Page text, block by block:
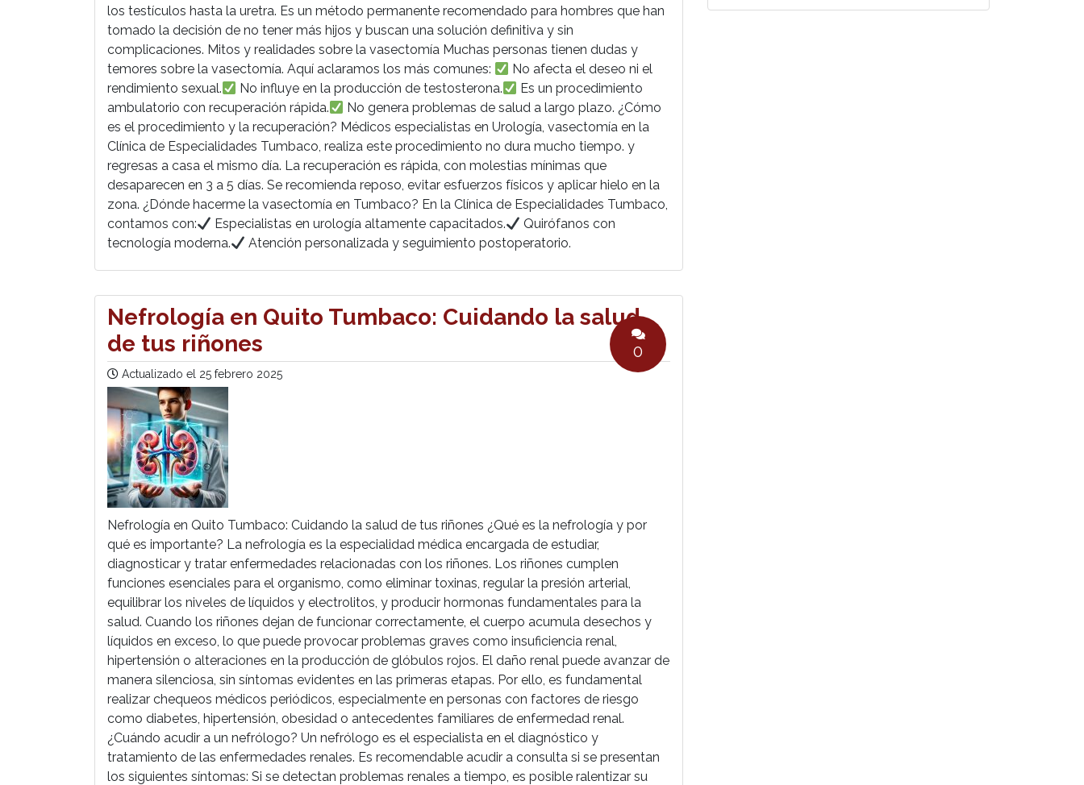
los testículos hasta la uretra. Es un método permanente recomendado para hombres que han
tomado la decisión de no tener más hijos y buscan una solución definitiva y sin
complicaciones. Mitos y realidades sobre la vasectomía Muchas personas tienen dudas y
temores sobre la vasectomía. Aquí aclaramos los más comunes:
No afecta el deseo ni el
rendimiento sexual.
No influye en la producción de testosterona.
Es un procedimiento
ambulatorio con recuperación rápida.
No genera problemas de salud a largo plazo. ¿Cómo
es el procedimiento y la recuperación? Médicos especialistas en Urología, vasectomía en la
Clínica de Especialidades Tumbaco, realiza este procedimiento no dura mucho tiempo. y
regresas a casa el mismo día. La recuperación es rápida, con molestias mínimas que
desaparecen en 3 a 5 días. Se recomienda reposo, evitar esfuerzos físicos y aplicar hielo en la
zona. ¿Dónde hacerme la vasectomía en Tumbaco? En la Clínica de Especialidades Tumbaco,
contamos con:
Especialistas en urología altamente capacitados.
Quirófanos con
tecnología moderna.
Atención personalizada y seguimiento postoperatorio.
Nefrología en Quito Tumbaco: Cuidando la salud
de tus riñones
Actualizado el 25 febrero 2025
0
Nefrología en Quito Tumbaco: Cuidando la salud de tus riñones ¿Qué es la nefrología y por
qué es importante? La nefrología es la especialidad médica encargada de estudiar,
diagnosticar y tratar enfermedades relacionadas con los riñones. Los riñones cumplen
funciones esenciales para el organismo, como eliminar toxinas, regular la presión arterial,
equilibrar los niveles de líquidos y electrolitos, y producir hormonas fundamentales para la
salud. Cuando los riñones dejan de funcionar correctamente, el cuerpo acumula desechos y
líquidos en exceso, lo que puede provocar problemas graves como insuficiencia renal,
hipertensión o alteraciones en la producción de glóbulos rojos. El daño renal puede avanzar de
manera silenciosa, sin síntomas evidentes en las primeras etapas. Por ello, es fundamental
realizar chequeos médicos periódicos, especialmente en personas con factores de riesgo
como diabetes, hipertensión, obesidad o antecedentes familiares de enfermedad renal.
¿Cuándo acudir a un nefrólogo? Un nefrólogo es el especialista en el diagnóstico y
tratamiento de las enfermedades renales. Es recomendable acudir a consulta si se presentan
los siguientes síntomas: Si se detectan problemas renales a tiempo, es posible ralentizar su